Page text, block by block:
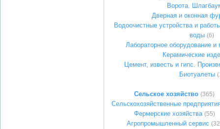
Ворота.
Дверная и оконная
Водоочистные устройства и
воды (6)
Лабораторное оборудование и
Керамические
Цемент, известь и гипс.
Биотуалеты
Сельское хозяйство (365)
Сельскохозяйственные
Фермерские хозяйства (55)
Агропромышленный сервис